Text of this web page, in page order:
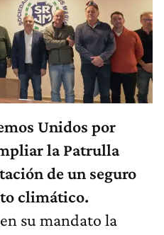
Unidos por
la Patrulla
de un seguro
climático.
su mandato la